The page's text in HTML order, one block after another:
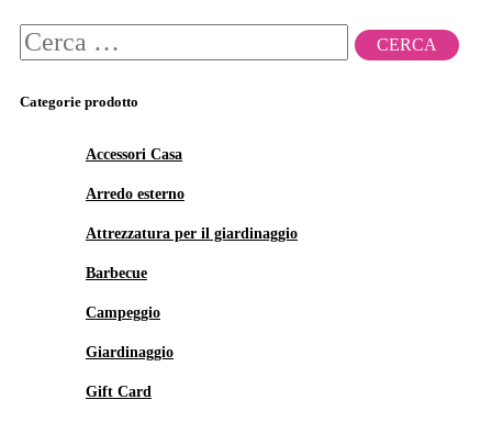
Ricerca
per:
Categorie prodotto
Accessori Casa
Arredo esterno
Attrezzatura per il giardinaggio
Barbecue
Campeggio
Giardinaggio
Gift Card